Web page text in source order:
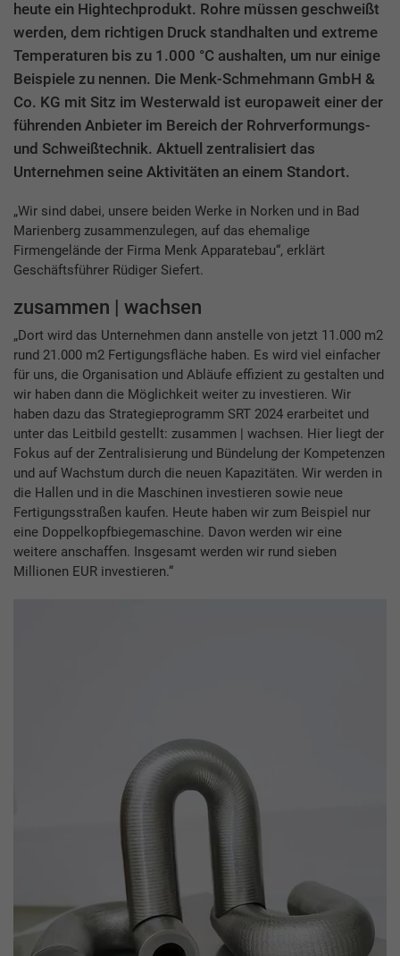
heute ein Hightechprodukt. Rohre müssen geschweißt
werden, dem richtigen Druck standhalten und extreme
Temperaturen bis zu 1.000 °C aushalten, um nur einige
Beispiele zu nennen. Die Menk-Schmehmann GmbH &
Co. KG mit Sitz im Westerwald ist europaweit einer der
führenden Anbieter im Bereich der Rohrverformungs-
und Schweißtechnik. Aktuell zentralisiert das
Unternehmen seine Aktivitäten an einem Standort.
„Wir sind dabei, unsere beiden Werke in Norken und in Bad
Marienberg zusammenzulegen, auf das ehemalige
Firmengelände der Firma Menk Apparatebau“, erklärt
Geschäftsführer Rüdiger Siefert.
zusammen | wachsen
„Dort wird das Unternehmen dann anstelle von jetzt 11.000 m2
rund 21.000 m2 Fertigungsfläche haben. Es wird viel einfacher
für uns, die Organisation und Abläufe effizient zu gestalten und
wir haben dann die Möglichkeit weiter zu investieren. Wir
haben dazu das Strategieprogramm SRT 2024 erarbeitet und
unter das Leitbild gestellt: zusammen | wachsen. Hier liegt der
Fokus auf der Zentralisierung und Bündelung der Kompetenzen
und auf Wachstum durch die neuen Kapazitäten. Wir werden in
die Hallen und in die Maschinen investieren sowie neue
Fertigungsstraßen kaufen. Heute haben wir zum Beispiel nur
eine Doppelkopfbiegemaschine. Davon werden wir eine
weitere anschaffen. Insgesamt werden wir rund sieben
Millionen EUR investieren.“